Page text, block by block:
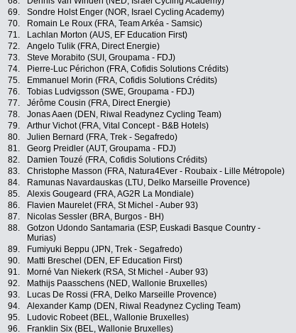
69.
Sondre Holst Enger (NOR, Israel Cycling Academy)
70.
Romain Le Roux (FRA, Team Arkéa - Samsic)
71.
Lachlan Morton (AUS, EF Education First)
72.
Angelo Tulik (FRA, Direct Energie)
73.
Steve Morabito (SUI, Groupama - FDJ)
74.
Pierre-Luc Périchon (FRA, Cofidis Solutions Crédits)
75.
Emmanuel Morin (FRA, Cofidis Solutions Crédits)
76.
Tobias Ludvigsson (SWE, Groupama - FDJ)
77.
Jérôme Cousin (FRA, Direct Energie)
78.
Jonas Aaen (DEN, Riwal Readynez Cycling Team)
79.
Arthur Vichot (FRA, Vital Concept - B&B Hotels)
80.
Julien Bernard (FRA, Trek - Segafredo)
81.
Georg Preidler (AUT, Groupama - FDJ)
82.
Damien Touzé (FRA, Cofidis Solutions Crédits)
83.
Christophe Masson (FRA, Natura4Ever - Roubaix - Lille Métropole)
84.
Ramunas Navardauskas (LTU, Delko Marseille Provence)
85.
Alexis Gougeard (FRA, AG2R La Mondiale)
86.
Flavien Maurelet (FRA, St Michel - Auber 93)
87.
Nicolas Sessler (BRA, Burgos - BH)
88.
Gotzon Udondo Santamaria (ESP, Euskadi Basque Country -
Murias)
89. Fumiyuki Beppu (JPN, Trek - Segafredo)
90.
Matti Breschel (DEN, EF Education First)
91.
Morné Van Niekerk (RSA, St Michel - Auber 93)
92.
Mathijs Paasschens (NED, Wallonie Bruxelles)
93.
Lucas De Rossi (FRA, Delko Marseille Provence)
94.
Alexander Kamp (DEN, Riwal Readynez Cycling Team)
95.
Ludovic Robeet (BEL, Wallonie Bruxelles)
96.
Franklin Six (BEL, Wallonie Bruxelles)